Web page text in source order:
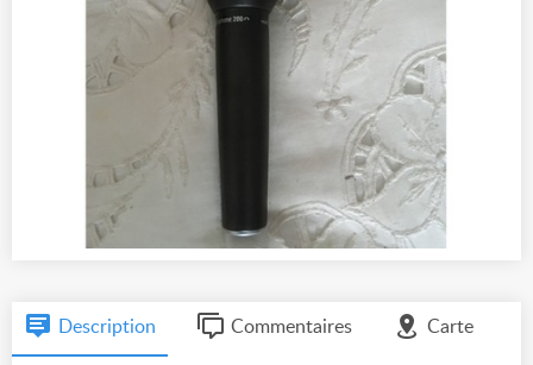
Description Commentaires Carte